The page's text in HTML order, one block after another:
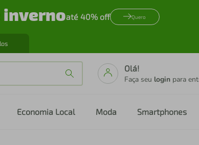
invernoaté 40% off Quero
Olá!
Faça seu login para
Economia Local Moda Smartphones